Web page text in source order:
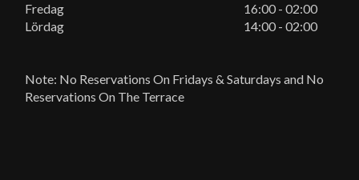
Fredag
16:00 - 02:00
Lördag
14:00 - 02:00
Note: No Reservations On Fridays & Saturdays and No
Reservations On The Terrace